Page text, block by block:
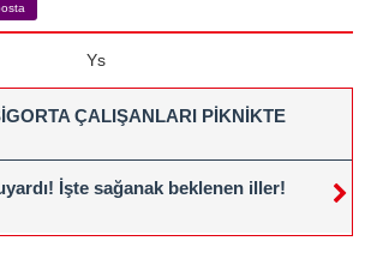
Ys
ÇALIŞANLARI PİKNİKTE
İşte sağanak beklenen iller!